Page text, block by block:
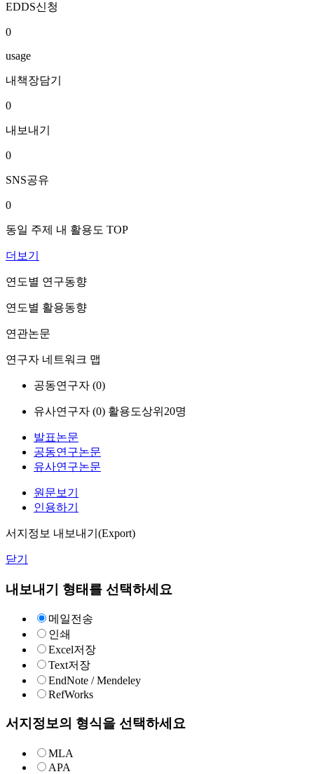
EDDS신청
0
usage
내책장담기
0
내보내기
0
SNS공유
0
동일 주제 내 활용도 TOP
더보기
연도별 연구동향
연도별 활용동향
연관논문
연구자 네트워크 맵
공동연구자 (0)
유사연구자 (0) 활용도상위20명
발표논문
공동연구논문
유사연구논문
원문보기
인용하기
서지정보 내보내기(Export)
닫기
내보내기 형태를 선택하세요
메일전송
인쇄
Excel저장
Text저장
EndNote / Mendeley
RefWorks
서지정보의 형식을 선택하세요
MLA
APA